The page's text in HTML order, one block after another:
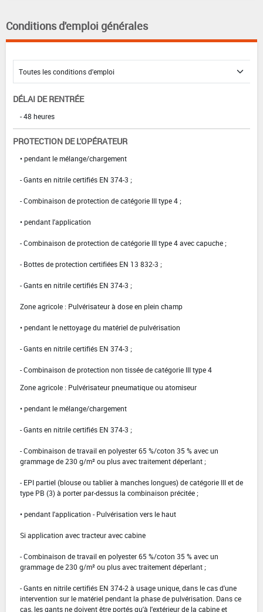
Conditions d'emploi générales
DÉLAI DE RENTRÉE
- 48 heures
PROTECTION DE L'OPÉRATEUR
• pendant le mélange/chargement
- Gants en nitrile certifiés EN 374-3 ;
- Combinaison de protection de catégorie III type 4 ;
• pendant l'application
- Combinaison de protection de catégorie III type 4 avec capuche ;
- Bottes de protection certifiées EN 13 832-3 ;
- Gants en nitrile certifiés EN 374-3 ;
Zone agricole : Pulvérisateur à dose en plein champ
• pendant le nettoyage du matériel de pulvérisation
- Gants en nitrile certifiés EN 374-3 ;
- Combinaison de protection non tissée de catégorie III type 4
Zone agricole : Pulvérisateur pneumatique ou atomiseur
• pendant le mélange/chargement
- Gants en nitrile certifiés EN 374-3 ;
- Combinaison de travail en polyester 65 %/coton 35 % avec un
grammage de 230 g/m² ou plus avec traitement déperlant ;
- EPI partiel (blouse ou tablier à manches longues) de catégorie III et de
type PB (3) à porter par-dessus la combinaison précitée ;
• pendant l'application - Pulvérisation vers le haut
Si application avec tracteur avec cabine
- Combinaison de travail en polyester 65 %/coton 35 % avec un
grammage de 230 g/m² ou plus avec traitement déperlant ;
- Gants en nitrile certifiés EN 374-2 à usage unique, dans le cas d'une
intervention sur le matériel pendant la phase de pulvérisation. Dans ce
cas, les gants ne doivent être portés qu'à l'extérieur de la cabine et